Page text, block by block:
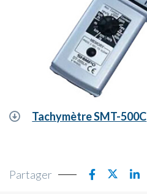
Tachymètre SMT-500C
Partager